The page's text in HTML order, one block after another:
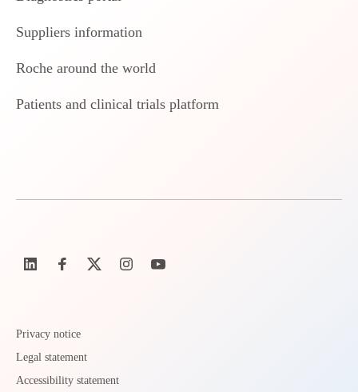
Suppliers information
Roche around the world
Patients and clinical trials platform
Privacy notice
Legal statement
Accessibility statement